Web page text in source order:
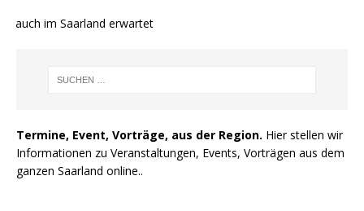
auch im Saarland erwartet
Termine, Event, Vorträge, aus der Region. Hier stellen wir
Informationen zu Veranstaltungen, Events, Vorträgen aus dem
ganzen Saarland online..